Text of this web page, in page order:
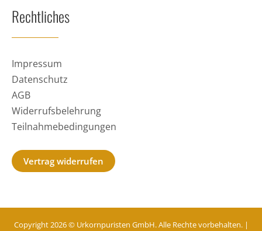
Rechtliches
Impressum
Datenschutz
AGB
Widerrufsbelehrung
Teilnahmebedingungen
Vertrag widerrufen
Copyright 2026 © Urkornpuristen GmbH. Alle Rechte vorbehalten. |